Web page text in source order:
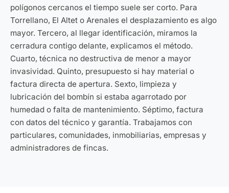
polígonos cercanos el tiempo suele ser corto. Para
Torrellano, El Altet o Arenales el desplazamiento es algo
mayor. Tercero, al llegar identificación, miramos la
cerradura contigo delante, explicamos el método.
Cuarto, técnica no destructiva de menor a mayor
invasividad. Quinto, presupuesto si hay material o
factura directa de apertura. Sexto, limpieza y
lubricación del bombín si estaba agarrotado por
humedad o falta de mantenimiento. Séptimo, factura
con datos del técnico y garantía. Trabajamos con
particulares, comunidades, inmobiliarias, empresas y
administradores de fincas.